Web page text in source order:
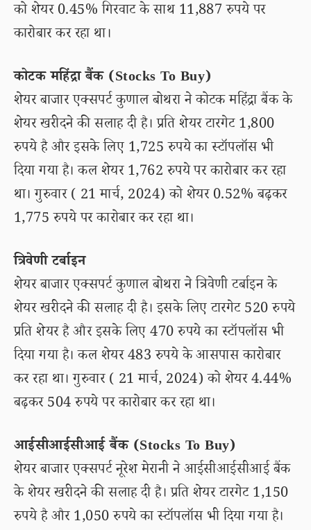
को शेयर 0.45% गिरवाट के साथ 11,887 रुपये पर
कारोबार कर रहा था।
कोटक महिंद्रा बैंक (Stocks To Buy)
शेयर बाजार एक्सपर्ट कुणाल बोथरा ने कोटक महिंद्रा बैंक के
शेयर खरीदने की सलाह दी है। प्रति शेयर टारगेट 1,800
रुपये है और इसके लिए 1,725 रुपये का स्टॉपलॉस भी
दिया गया है। कल शेयर 1,762 रुपये पर कारोबार कर रहा
था। गुरुवार ( 21 मार्च, 2024) को शेयर 0.52% बढ़कर
1,775 रुपये पर कारोबार कर रहा था।
त्रिवेणी टर्बाइन
शेयर बाजार एक्सपर्ट कुणाल बोथरा ने त्रिवेणी टर्बाइन के
शेयर खरीदने की सलाह दी है। इसके लिए टारगेट 520 रुपये
प्रति शेयर है और इसके लिए 470 रुपये का स्टॉपलॉस भी
दिया गया है। कल शेयर 483 रुपये के आसपास कारोबार
कर रहा था। गुरुवार ( 21 मार्च, 2024) को शेयर 4.44%
बढ़कर 504 रुपये पर कारोबार कर रहा था।
आईसीआईसीआई बैंक (Stocks To Buy)
शेयर बाजार एक्सपर्ट नूरेश मेरानी ने आईसीआईसीआई बैंक
के शेयर खरीदने की सलाह दी है। प्रति शेयर टारगेट 1,150
रुपये है और 1,050 रुपये का स्टॉपलॉस भी दिया गया है।